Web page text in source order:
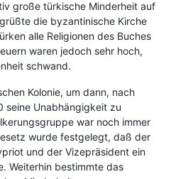
große türkische Minderheit auf
die byzantinische Kirche
alle Religionen des Buches
waren jedoch sehr hoch,
schwand.
Kolonie, um dann, nach
seine Unabhängigkeit zu
war noch immer
wurde festgelegt, daß der
und der Vizepräsident ein
Weiterhin bestimmte das